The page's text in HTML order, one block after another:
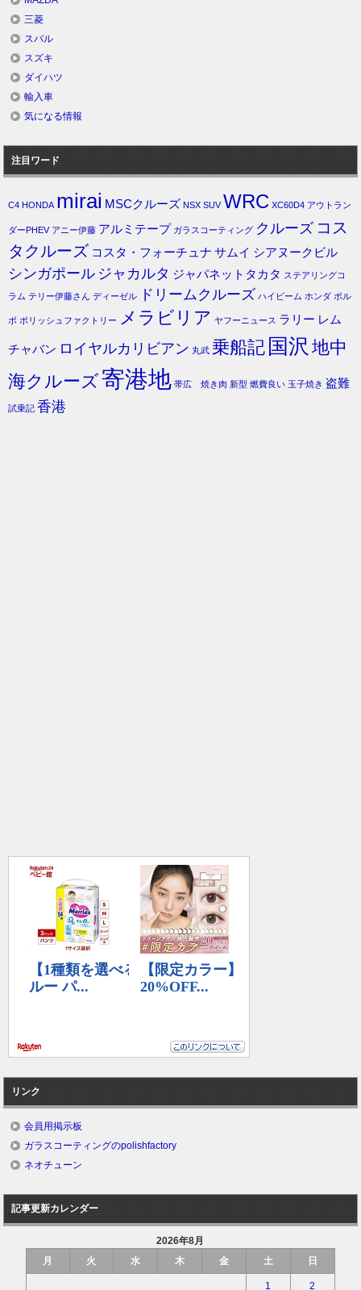
三菱
スバル
スズキ
ダイハツ
輸入車
気になる情報
注目ワード
C4 HONDA mirai MSCクルーズ NSX SUV WRC XC60D4 アウトラン
ダーPHEV アニー伊藤 アルミテープ ガラスコーティング クルーズ コス
タクルーズ コスタ・フォーチュナ サムイ シアヌークビル
シンガポール ジャカルタ ジャパネットタカタ ステアリングコ
ラム テリー伊藤さん ディーゼル ドリームクルーズ ハイビーム ホンダ ボル
ボ ポリッシュファクトリー メラビリア ヤフーニュース ラリー レム
チャバン ロイヤルカリビアン 丸武 乗船記 国沢 地中
海クルーズ寄港地 帯広 焼き肉 新型 燃費良い 玉子焼き 盗難
試乗記 香港
リンク
会員用掲示板
ガラスコーティングのpolishfactory
ネオチューン
記事更新カレンダー
2026年8月
月
火 水 木 金 土 日
1 2